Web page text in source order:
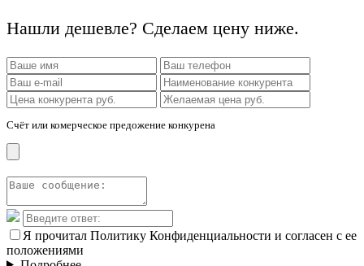
Нашли дешевле? Сделаем цену ниже.
Счёт или комерческое предожение конкурена
Я прочитал Политику Конфиденциальности и согласен с ее
положениями